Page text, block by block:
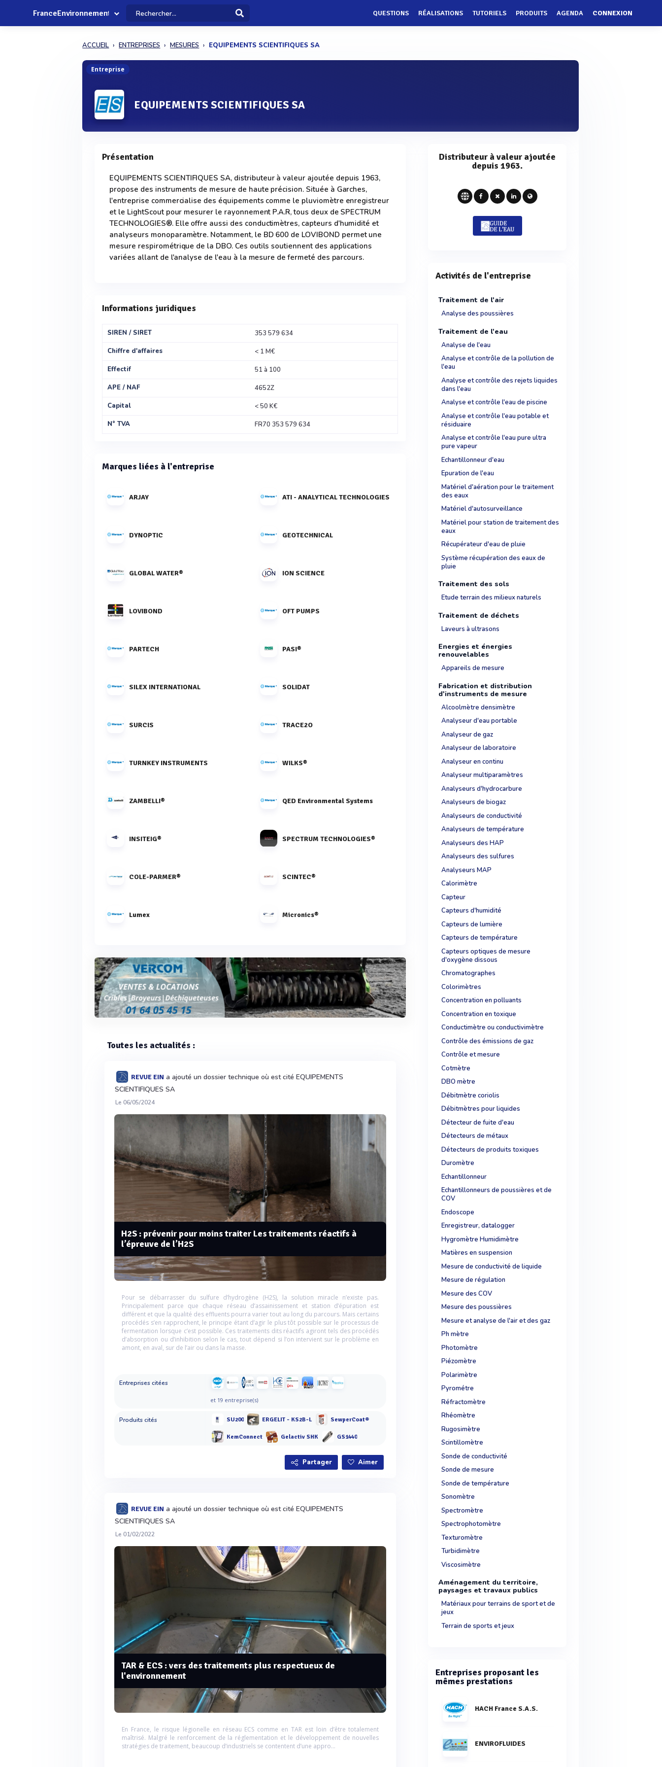
FranceEnvironnement QUESTIONS RÉALISATIONS TUTORIELS PRODUITS AGENDA CONNEXION
ACCUEIL ENTREPRISES MESURES EQUIPEMENTS SCIENTIFIQUES SA
Entreprise
EQUIPEMENTS SCIENTIFIQUES SA
Présentation
EQUIPEMENTS SCIENTIFIQUES SA, distributeur à valeur ajoutée depuis 1963,
propose des instruments de mesure de haute précision. Située à Garches,
l'entreprise commercialise des équipements comme le pluviomètre enregistreur
et le LightScout pour mesurer le rayonnement P.A.R, tous deux de SPECTRUM
TECHNOLOGIES®. Elle offre aussi des conductimètres, capteurs d'humidité et
analyseurs monoparamètre. Notamment, le BD 600 de LOVIBOND permet une
mesure respirométrique de la DBO. Ces outils soutiennent des applications
variées allant de l'analyse de l'eau à la mesure de fermeté des parcours.
Informations juridiques
SIREN / SIRET
353 579 634
Chiffre d'affaires
< 1 M€
Effectif
51 à 100
APE / NAF
4652Z
Capital
< 50 K€
N° TVA
FR70 353 579 634
Marques liées à l'entreprise
ARJAY ATI - ANALYTICAL TECHNOLOGIES
DYNOPTIC GEOTECHNICAL
GLOBAL WATER® ION SCIENCE
LOVIBOND OFT PUMPS
PARTECH PASI®
SILEX INTERNATIONAL SOLIDAT
SURCIS TRACE2O
TURNKEY INSTRUMENTS WILKS®
ZAMBELLI® QED Environmental Systems
INSITEIG® SPECTRUM TECHNOLOGIES®
COLE-PARMER® SCINTEC®
Lumex Micronics®
Toutes les actualités :
REVUE EIN a ajouté un dossier technique où est cité EQUIPEMENTS
SCIENTIFIQUES SA
Le 06/05/2024
H2S : prévenir pour moins traiter Les traitements réactifs à
l’épreuve de l’H2S
Pour se débarrasser du sulfure d’hydrogène (H2S), la solution miracle n’existe pas.
Principalement parce que chaque réseau d’assainissement et station d’épuration est
différent et que la qualité des effluents pourra varier tout au long du parcours. Mais certains
procédés s’en rapprochent, le principe étant d’agir le plus tôt possible sur le processus de
fermentation lorsque c’est possible. Ces traitements dits réactifs agiront tels des procédés
d’absorption ou d’inhibition selon le cas, tout dépend si l’on intervient sur le problème en
amont, en aval, sur de l’air ou dans la masse.
Entreprises citées
et 19 entreprise(s)
Produits cités SU200 ERGELIT - KS2B-L SewperCoat®
KemConnect Gelactiv SHK GS1440
Partager Aimer
REVUE EIN a ajouté un dossier technique où est cité EQUIPEMENTS
SCIENTIFIQUES SA
Le 01/02/2022
TAR & ECS : vers des traitements plus respectueux de
l'environnement
En France, le risque légionelle en réseau ECS comme en TAR est loin d’être totalement
maîtrisé. Malgré le renforcement de la réglementation et le développement de nouvelles
stratégies de traitement, beaucoup d’industriels se contentent d’une appro...
Distributeur à valeur ajoutée
depuis 1963.
Activités de l'entreprise
Traitement de l'air
Analyse des poussières
Traitement de l'eau
Analyse de l'eau
Analyse et contrôle de la pollution de
l'eau
Analyse et contrôle des rejets liquides
dans l'eau
Analyse et contrôle l'eau de piscine
Analyse et contrôle l'eau potable et
résiduaire
Analyse et contrôle l'eau pure ultra
pure vapeur
Echantillonneur d'eau
Epuration de l'eau
Matériel d'aération pour le traitement
des eaux
Matériel d'autosurveillance
Matériel pour station de traitement des
eaux
Récupérateur d'eau de pluie
Système récupération des eaux de
pluie
Traitement des sols
Etude terrain des milieux naturels
Traitement de déchets
Laveurs à ultrasons
Energies et énergies
renouvelables
Appareils de mesure
Fabrication et distribution
d'instruments de mesure
Alcoolmètre densimètre
Analyseur d'eau portable
Analyseur de gaz
Analyseur de laboratoire
Analyseur en continu
Analyseur multiparamètres
Analyseurs d'hydrocarbure
Analyseurs de biogaz
Analyseurs de conductivité
Analyseurs de température
Analyseurs des HAP
Analyseurs des sulfures
Analyseurs MAP
Calorimètre
Capteur
Capteurs d'humidité
Capteurs de lumière
Capteurs de température
Capteurs optiques de mesure
d'oxygène dissous
Chromatographes
Colorimètres
Concentration en polluants
Concentration en toxique
Conductimètre ou conductivimètre
Contrôle des émissions de gaz
Contrôle et mesure
Cotmètre
DBO mètre
Débitmètre coriolis
Débitmètres pour liquides
Détecteur de fuite d'eau
Détecteurs de métaux
Détecteurs de produits toxiques
Duromètre
Echantillonneur
Echantillonneurs de poussières et de
COV
Endoscope
Enregistreur, datalogger
Hygromètre Humidimètre
Matières en suspension
Mesure de conductivité de liquide
Mesure de régulation
Mesure des COV
Mesure des poussières
Mesure et analyse de l'air et des gaz
Ph mètre
Photomètre
Piézomètre
Polarimètre
Pyrométre
Réfractomètre
Rhéomètre
Rugosimètre
Scintillomètre
Sonde de conductivité
Sonde de mesure
Sonde de température
Sonomètre
Spectromètre
Spectrophotomètre
Texturomètre
Turbidimètre
Viscosimètre
Aménagement du territoire,
paysages et travaux publics
Matériaux pour terrains de sport et de
jeux
Terrain de sports et jeux
Entreprises proposant les
mêmes prestations
HACH France S.A.S.
ENVIROFLUIDES